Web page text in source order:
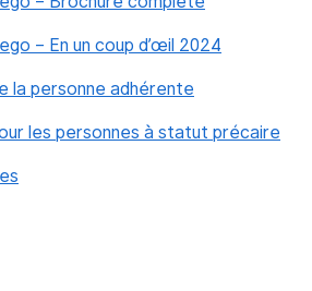
– En un coup d’œil 2024
la personne adhérente
les personnes à statut précaire